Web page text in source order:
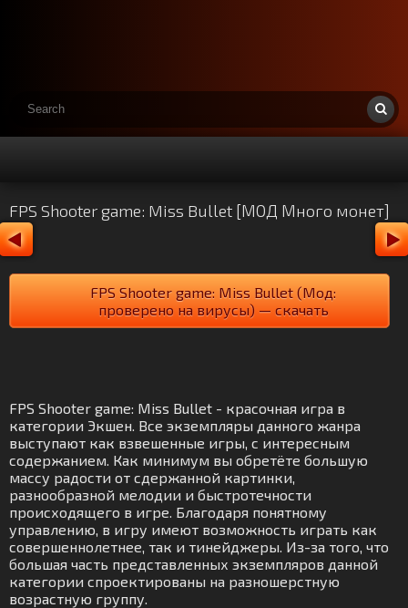
FPS Shooter game: Miss Bullet [МОД Много монет]
FPS Shooter game: Miss Bullet (Мод:
проверено на вирусы) — скачать
FPS Shooter game: Miss Bullet - красочная игра в
категории Экшен. Все экземпляры данного жанра
выступают как взвешенные игры, с интересным
содержанием. Как минимум вы обретёте большую
массу радости от сдержанной картинки,
разнообразной мелодии и быстротечности
происходящего в игре. Благодаря понятному
управлению, в игру имеют возможность играть как
совершеннолетнее, так и тинейджеры. Из-за того, что
большая часть представленных экземпляров данной
категории спроектированы на разношерстную
возрастную группу.